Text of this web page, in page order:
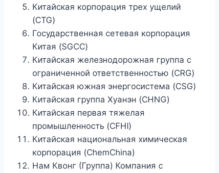
Китайская корпорация трех ущелий
(CTG)
Государственная сетевая корпорация
Китая (SGCC)
Китайская железнодорожная группа с
ограниченной ответственностью (CRG)
Китайская южная энергосистема (CSG)
Китайская группа Хуанэн (CHNG)
Китайская первая тяжелая
промышленность (CFHI)
Китайская национальная химическая
корпорация (ChemChina)
Нам Квонг (Группа) Компания с